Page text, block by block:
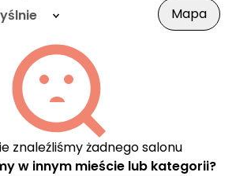
Mapa
znaleźliśmy żadnego salonu
w innym mieście lub kategorii?